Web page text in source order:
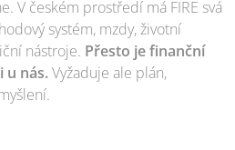
V českém prostředí má FIRE svá
systém, mzdy, životní
nástroje. Přesto je finanční
u nás.Vyžaduje ale plán,